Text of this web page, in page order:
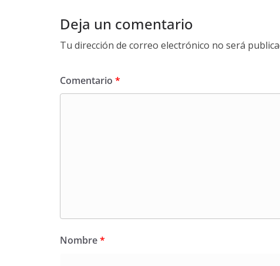
Deja un comentario
Tu dirección de correo electrónico no será
Comentario *
Nombre*